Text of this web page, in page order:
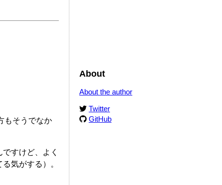
もそうでなか
すけど、よく
気がする）。
About
About the author
Twitter
GitHub